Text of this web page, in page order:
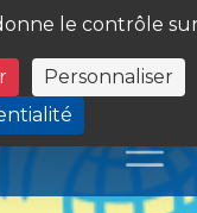
le contrôle
Personnaliser
du Département